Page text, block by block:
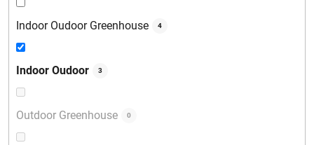
Indoor Oudoor Greenhouse 4
Indoor Oudoor 3
Outdoor Greenhouse 0